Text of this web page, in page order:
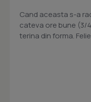
Cand aceasta s-a
cateva ore bune (3/
terina din forma.